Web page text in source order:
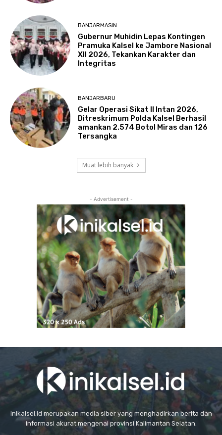
BANJARMASIN
Gubernur Muhidin Lepas Kontingen
Pramuka Kalsel ke Jambore Nasional
XII 2026, Tekankan Karakter dan
Integritas
BANJARBARU
Gelar Operasi Sikat II Intan 2026,
Ditreskrimum Polda Kalsel Berhasil
amankan 2.574 Botol Miras dan 126
Tersangka
Muat lebih banyak
- Advertisement -
inikalsel.id merupakan media siber yang menghadirkan berita dan
informasi akurat mengenai provinsi Kalimantan Selatan.